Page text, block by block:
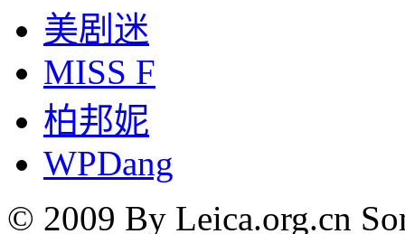
美剧迷
MISS F
柏邦妮
WPDang
© 2009 By Leica.org.cn